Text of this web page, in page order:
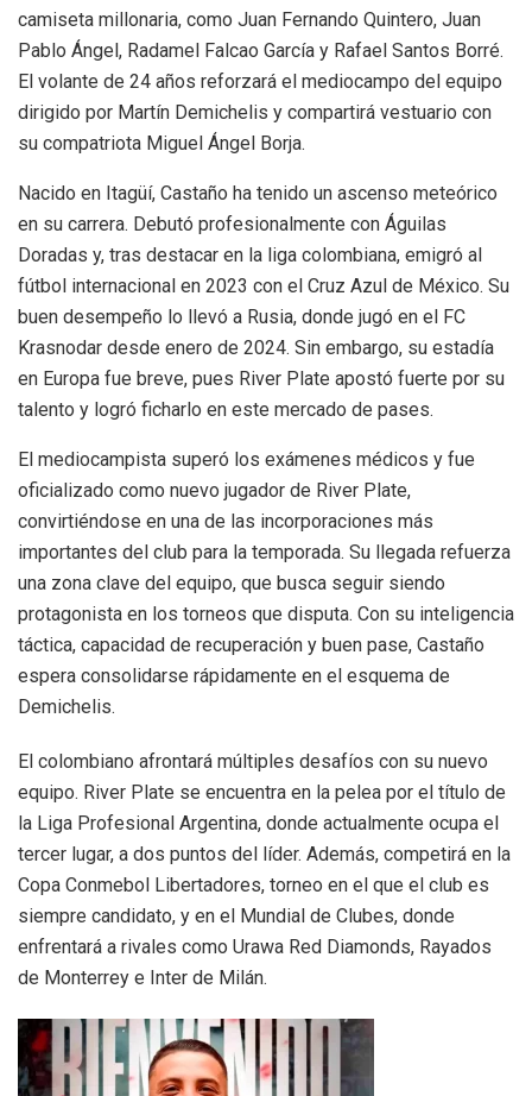
camiseta millonaria, como Juan Fernando Quintero, Juan
Pablo Ángel, Radamel Falcao García y Rafael Santos Borré.
El volante de 24 años reforzará el mediocampo del equipo
dirigido por Martín Demichelis y compartirá vestuario con
su compatriota Miguel Ángel Borja.
Nacido en Itagüí, Castaño ha tenido un ascenso meteórico
en su carrera. Debutó profesionalmente con Águilas
Doradas y, tras destacar en la liga colombiana, emigró al
fútbol internacional en 2023 con el Cruz Azul de México. Su
buen desempeño lo llevó a Rusia, donde jugó en el FC
Krasnodar desde enero de 2024. Sin embargo, su estadía
en Europa fue breve, pues River Plate apostó fuerte por su
talento y logró ficharlo en este mercado de pases.
El mediocampista superó los exámenes médicos y fue
oficializado como nuevo jugador de River Plate,
convirtiéndose en una de las incorporaciones más
importantes del club para la temporada. Su llegada refuerza
una zona clave del equipo, que busca seguir siendo
protagonista en los torneos que disputa. Con su inteligencia
táctica, capacidad de recuperación y buen pase, Castaño
espera consolidarse rápidamente en el esquema de
Demichelis.
El colombiano afrontará múltiples desafíos con su nuevo
equipo. River Plate se encuentra en la pelea por el título de
la Liga Profesional Argentina, donde actualmente ocupa el
tercer lugar, a dos puntos del líder. Además, competirá en la
Copa Conmebol Libertadores, torneo en el que el club es
siempre candidato, y en el Mundial de Clubes, donde
enfrentará a rivales como Urawa Red Diamonds, Rayados
de Monterrey e Inter de Milán.